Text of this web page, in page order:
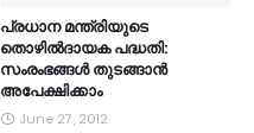
പ്രധാന മന്ത്രിയുടെ
തൊഴില്‍ദായക പദ്ധതി:
സംരംഭങ്ങള്‍ തുടങ്ങാന്‍
അപേക്ഷിക്കാം
June 27, 2012